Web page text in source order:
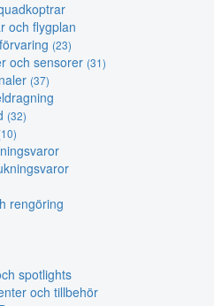
och flygplan
(23)
och sensorer (31)
(37)
(32)
rengöring
spotlights
och tillbehör